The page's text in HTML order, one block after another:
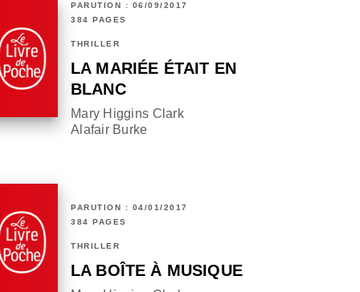
PARUTION : 06/09/2017
384 PAGES
THRILLER
LA MARIÉE ÉTAIT EN
BLANC
Mary Higgins Clark
Alafair Burke
PARUTION : 04/01/2017
384 PAGES
THRILLER
LA BOÎTE À MUSIQUE